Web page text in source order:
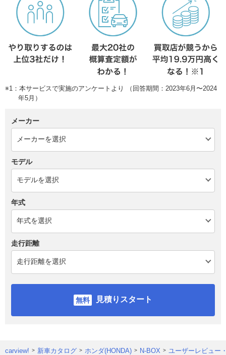
※1：本サービスで実施のアンケートより （回答期間：2023年6月〜2024
年5月）
メーカー
モデル
年式
走行距離
見積りスタート
carview! 新車カタログ ホンダ(HONDA) N-BOX ユーザーレビュー